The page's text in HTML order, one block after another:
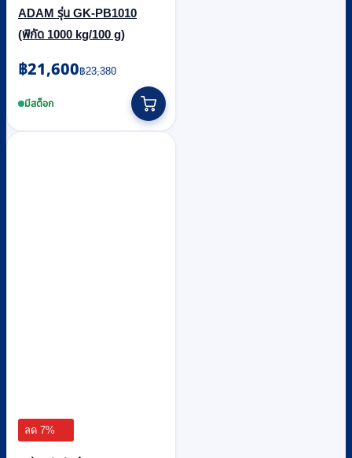
ADAM รุ่น GK-PB1010
(พิกัด 1000 kg/100 g)
฿23,380
Original
price
was:
฿21,600
Current
price
is:มีสต็อก
ลด 7%